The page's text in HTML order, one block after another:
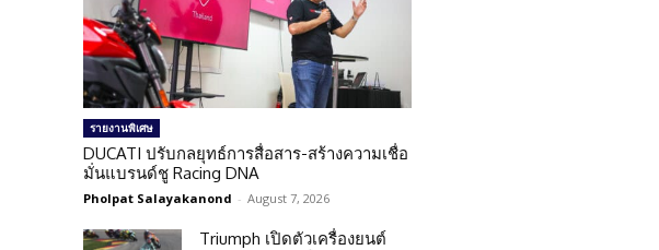
รายงานพิเศษ
DUCATI ปรับกลยุทธ์การสื่อสาร-สร้างความเชื่อ
มั่นแบรนด์ชู Racing DNA
Pholpat Salayakanond - August 7, 2026
Triumph เปิดตัวเครื่องยนต์